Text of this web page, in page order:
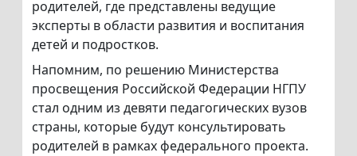
родителей, где представлены ведущие
эксперты в области развития и воспитания
детей и подростков.
Напомним, по решению Министерства
просвещения Российской Федерации НГПУ
стал одним из девяти педагогических вузов
страны, которые будут консультировать
родителей в рамках федерального проекта.